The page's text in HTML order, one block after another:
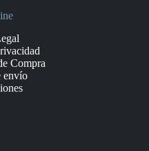
Compra
envío